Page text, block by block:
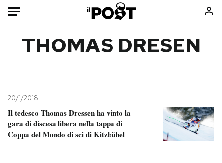
Mondo
Politica
Tecnologia
Internet
Consumismi
Ok Boomer!
THOMAS DRESEN
20/1/2018
Il tedesco Thomas Dressen ha vinto la
gara di discesa libera nella tappa di
Coppa del Mondo di sci di Kitzbühel